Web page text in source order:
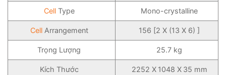
CellType Mono-crystalline
CellArrangement 156 [2 X (13 X 6) ]
Trọng Lượng 25.7 kg
Kích Thước 2252 X 1048 X 35 mm